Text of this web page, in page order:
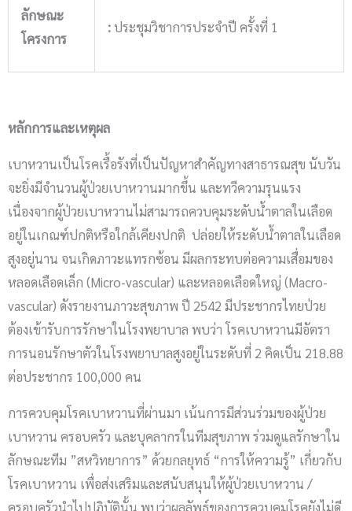
ลักษณะ
โครงการ
:ประชุมวิชาการประจำปี ครั้งที่ 1
หลักการและเหตุผล
เบาหวานเป็นโรคเรื้อรังที่เป็นปัญหาสำคัญทางสาธารณสุข นับวัน
จะยิ่งมีจำนวนผู้ป่วยเบาหวานมากขึ้น และทวีความรุนแรง
เนื่องจากผู้ป่วยเบาหวานไม่สามารถควบคุมระดับน้ำตาลในเลือด
อยู่ในเกณฑ์ปกติหรือใกล้เคียงปกติ ปล่อยให้ระดับน้ำตาลในเลือด
สูงอยู่นาน จนเกิดภาวะแทรกซ้อน มีผลกระทบต่อความเสื่อมของ
หลอดเลือดเล็ก (Micro-vascular) และหลอดเลือดใหญ่ (Macro-
vascular) ดังรายงานภาวะสุขภาพ ปี 2542 มีประชากรไทยป่วย
ต้องเข้ารับการรักษาในโรงพยาบาล พบว่า โรคเบาหวานมีอัตรา
การนอนรักษาตัวในโรงพยาบาลสูงอยู่ในระดับที่ 2 คิดเป็น 218.88
ต่อประชากร 100,000 คน
การควบคุมโรคเบาหวานที่ผ่านมา เน้นการมีส่วนร่วมของผู้ป่วย
เบาหวาน ครอบครัว และบุคลากรในทีมสุขภาพ ร่วมดูแลรักษาใน
ลักษณะทีม ”สหวิทยาการ” ด้วยกลยุทธ์ “การให้ความรู้” เกี่ยวกับ
โรคเบาหวาน เพื่อส่งเสริมและสนับสนุนให้ผู้ป่วยเบาหวาน /
ครอบครัวนำไปปฏิบัตินั้น พบว่าผลลัพธ์ของการควบคุมโรคยังไม่ดี